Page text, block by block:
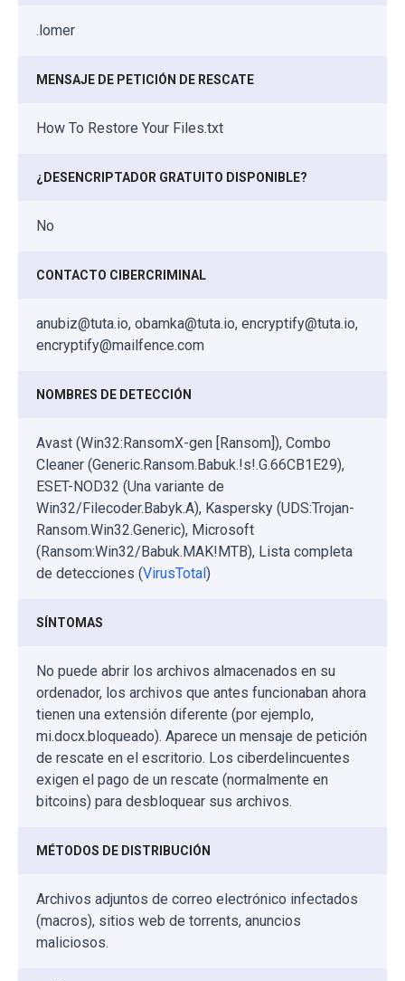
.lomer
MENSAJE DE PETICIÓN DE RESCATE
How To Restore Your Files.txt
¿DESENCRIPTADOR GRATUITO DISPONIBLE?
No
CONTACTO CIBERCRIMINAL
anubiz@tuta.io, obamka@tuta.io, encryptify@tuta.io,
encryptify@mailfence.com
NOMBRES DE DETECCIÓN
Avast (Win32:RansomX-gen [Ransom]), Combo
Cleaner (Generic.Ransom.Babuk.!s!.G.66CB1E29),
ESET-NOD32 (Una variante de
Win32/Filecoder.Babyk.A), Kaspersky (UDS:Trojan-
Ransom.Win32.Generic), Microsoft
(Ransom:Win32/Babuk.MAK!MTB), Lista completa
de detecciones (VirusTotal)
SÍNTOMAS
No puede abrir los archivos almacenados en su
ordenador, los archivos que antes funcionaban ahora
tienen una extensión diferente (por ejemplo,
mi.docx.bloqueado). Aparece un mensaje de petición
de rescate en el escritorio. Los ciberdelincuentes
exigen el pago de un rescate (normalmente en
bitcoins) para desbloquear sus archivos.
MÉTODOS DE DISTRIBUCIÓN
Archivos adjuntos de correo electrónico infectados
(macros), sitios web de torrents, anuncios
maliciosos.